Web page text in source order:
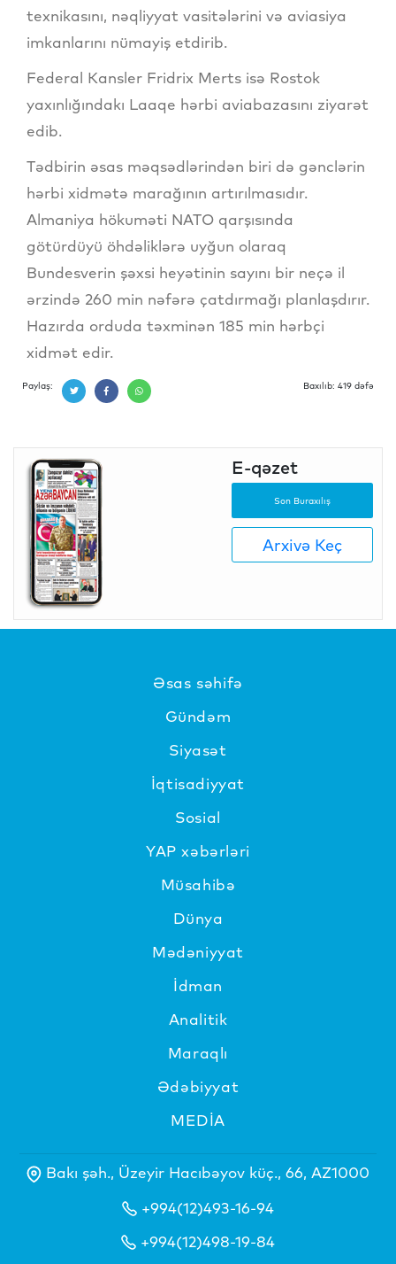
texnikasını, nəqliyyat vasitələrini və aviasiya
imkanlarını nümayiş etdirib.
Federal Kansler Fridrix Merts isə Rostok
yaxınlığındakı Laaqe hərbi aviabazasını ziyarət
edib.
Tədbirin əsas məqsədlərindən biri də gənclərin
hərbi xidmətə marağının artırılmasıdır.
Almaniya hökuməti NATO qarşısında
götürdüyü öhdəliklərə uyğun olaraq
Bundesverin şəxsi heyətinin sayını bir neçə il
ərzində 260 min nəfərə çatdırmağı planlaşdırır.
Hazırda orduda təxminən 185 min hərbçi
xidmət edir.
Paylaş: Baxılıb: 419 dəfə
E-qəzet
Son Buraxılış
Arxivə Keç
Əsas səhifə
Gündəm
Siyasət
İqtisadiyyat
Sosial
YAP xəbərləri
Müsahibə
Dünya
Mədəniyyat
İdman
Analitik
Maraqlı
Ədəbiyyat
MEDİA
Bakı şəh., Üzeyir Hacıbəyov küç., 66, AZ1000
+994(12)493-16-94
+994(12)498-19-84